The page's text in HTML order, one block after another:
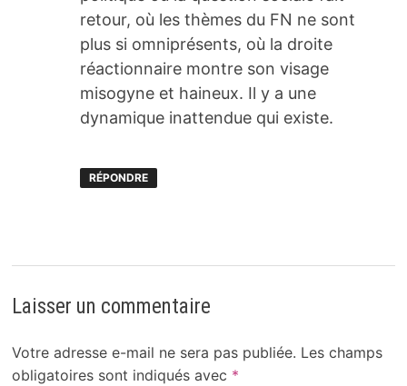
retour, où les thèmes du FN ne sont
plus si omniprésents, où la droite
réactionnaire montre son visage
misogyne et haineux. Il y a une
dynamique inattendue qui existe.
RÉPONDRE
Laisser un commentaire
Votre adresse e-mail ne sera pas publiée. Les champs
obligatoires sont indiqués avec *